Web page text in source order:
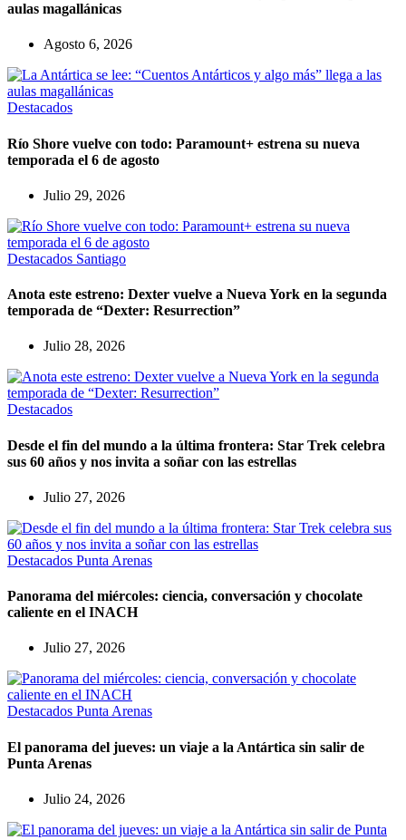
aulas magallánicas
Agosto 6, 2026
Destacados
Río Shore vuelve con todo: Paramount+ estrena su nueva
temporada el 6 de agosto
Julio 29, 2026
Destacados Santiago
Anota este estreno: Dexter vuelve a Nueva York en la segunda
temporada de “Dexter: Resurrection”
Julio 28, 2026
Destacados
Desde el fin del mundo a la última frontera: Star Trek celebra
sus 60 años y nos invita a soñar con las estrellas
Julio 27, 2026
Destacados Punta Arenas
Panorama del miércoles: ciencia, conversación y chocolate
caliente en el INACH
Julio 27, 2026
Destacados Punta Arenas
El panorama del jueves: un viaje a la Antártica sin salir de
Punta Arenas
Julio 24, 2026